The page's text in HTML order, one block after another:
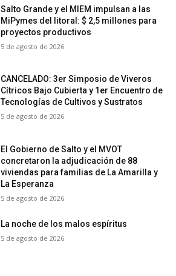
Salto Grande y el MIEM impulsan a las
MiPymes del litoral: $ 2,5 millones para
proyectos productivos
5 de agosto de 2026
CANCELADO: 3er Simposio de Viveros
Cítricos Bajo Cubierta y 1er Encuentro de
Tecnologías de Cultivos y Sustratos
5 de agosto de 2026
El Gobierno de Salto y el MVOT
concretaron la adjudicación de 88
viviendas para familias de La Amarilla y
La Esperanza
5 de agosto de 2026
La noche de los malos espíritus
5 de agosto de 2026